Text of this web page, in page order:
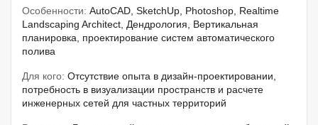
Особенности: AutoCAD, SketchUp, Photoshop, Realtime
Landscaping Architect, Дендрология, Вертикальная
планировка, проектирование систем автоматического
полива
Для кого: Отсутствие опыта в дизайн-проектировании,
потребность в визуализации пространств и расчете
инженерных сетей для частных территорий